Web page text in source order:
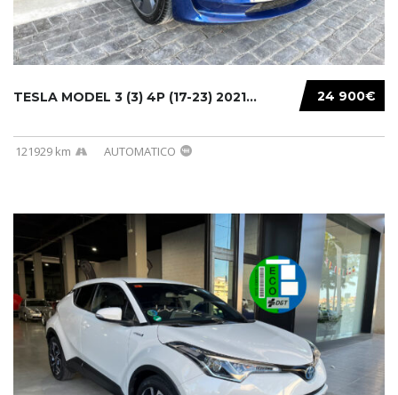
24 900€
TESLA MODEL 3 (3) 4P (17-23) 2021...
121929 km AUTOMATICO